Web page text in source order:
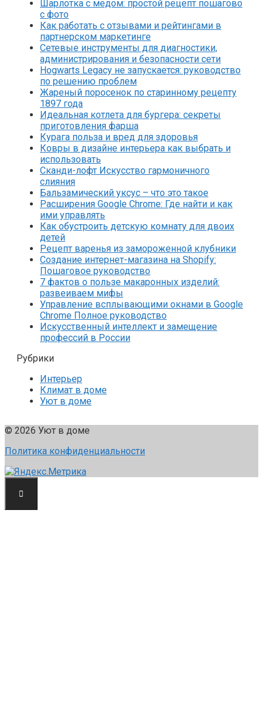
Шарлотка с медом: простой рецепт пошагово
с фото
Как работать с отзывами и рейтингами в
партнерском маркетинге
Сетевые инструменты для диагностики,
администрирования и безопасности сети
Hogwarts Legacy не запускается: руководство
по решению проблем
Жареный поросенок по старинному рецепту
1897 года
Идеальная котлета для бургера: секреты
приготовления фарша
Курага польза и вред для здоровья
Ковры в дизайне интерьера как выбрать и
использовать
Сканди-лофт Искусство гармоничного
слияния
Бальзамический уксус – что это такое
Расширения Google Chrome: Где найти и как
ими управлять
Как обустроить детскую комнату для двоих
детей
Рецепт варенья из замороженной клубники
Создание интернет-магазина на Shopify:
Пошаговое руководство
7 фактов о пользе макаронных изделий:
развеиваем мифы
Управление всплывающими окнами в Google
Chrome Полное руководство
Искусственный интеллект и замещение
профессий в России
Рубрики
Интерьер
Климат в доме
Уют в доме
© 2026 Уют в доме
Политика конфиденциальности